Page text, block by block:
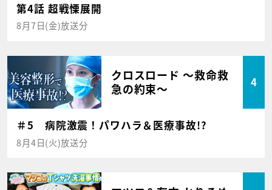
第4話 超戦慄展開
8月7日(金)放送分
クロスロード ～救命救
急の約束～
4
＃5 病院激震！パワハラ＆医療事故!?
8月4日(火)放送分